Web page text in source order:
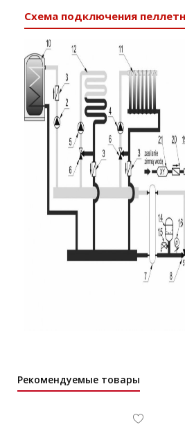
Схема подключения
Рекомендуемые товары